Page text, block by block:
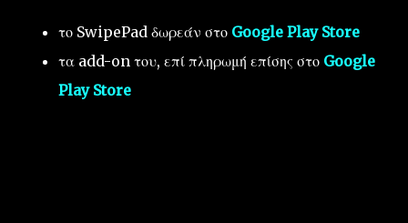
το SwipePad δωρεάν στο Google Play Store
τα add-on του, επί πληρωμή επίσης στο Google
Play Store